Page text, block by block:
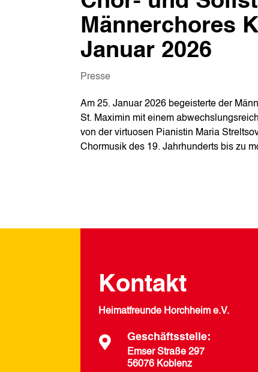
Männerchores
Januar 2026
Presse
Am 25. Januar 2026 begeisterte der
St. Maximin mit einem
von der virtuosen Pianistin Maria
Chormusik des 19. Jahrhunderts bis zu
Kontakt
Heimatfreunde Horchheim e.V.
 Geschäftsstelle:
Emser Straße 297
56076 Koblenz